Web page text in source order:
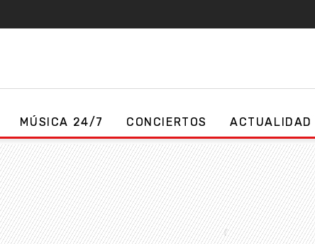
MÚSICA 24/7 CONCIERTOS ACTUALIDAD